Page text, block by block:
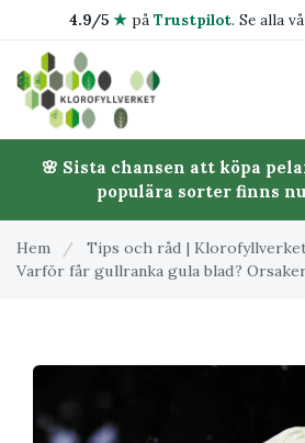
4.9/5 ★på Trustpilot. Se alla
🌸 Sista chansen att köpa
populära sorter finns
Hem / Tips och råd |
Varför får gullranka gula blad?